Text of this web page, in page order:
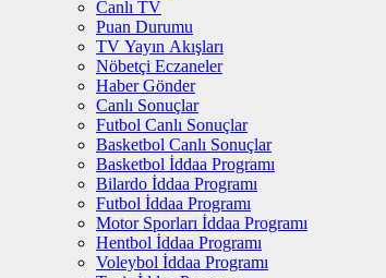
Canlı TV
Puan Durumu
TV Yayın Akışları
Nöbetçi Eczaneler
Haber Gönder
Canlı Sonuçlar
Futbol Canlı Sonuçlar
Basketbol Canlı Sonuçlar
Basketbol İddaa Programı
Bilardo İddaa Programı
Futbol İddaa Programı
Motor Sporları İddaa Programı
Hentbol İddaa Programı
Voleybol İddaa Programı